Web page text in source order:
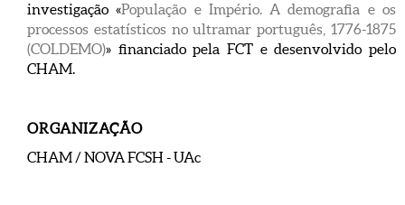
investigação «População e Império. A demografia e os
processos estatísticos no ultramar português, 1776-1875
(COLDEMO)» financiado pela FCT e desenvolvido pelo
CHAM.
ORGANIZAÇÃO
CHAM / NOVA FCSH - UAc